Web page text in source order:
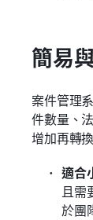
簡易
案件管理
件數量、
增加再轉
適合
且需
於團